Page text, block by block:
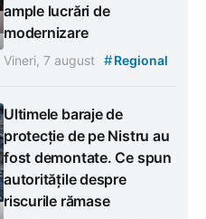
ample lucrări de
modernizare
Vineri, 7 august #Regional
Ultimele baraje de
protecție de pe Nistru au
fost demontate. Ce spun
autoritățile despre
riscurile rămase